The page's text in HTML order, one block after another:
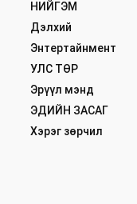
НИЙГЭМ
Дэлхий
Энтертайнмент
УЛС ТӨР
Эрүүл мэнд
ЭДИЙН ЗАСАГ
Хэрэг зөрчил